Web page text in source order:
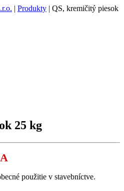
| Produkty | QS, kremičitý piesok
25 kg
použitie v stavebníctve.